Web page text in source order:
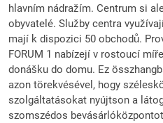
hlavním nádražím. Centrum si
obyvatelé. Služby centra
mají k dispozici 50 obchodů.
FORUM 1 nabízejí v rostoucí
donášku do domu. Ez
azon törekvésével, hogy
szolgáltatásokat nyújtson a
szomszédos